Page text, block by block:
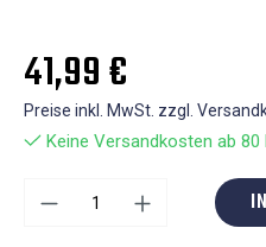
41,99 €
Preise inkl. MwSt. zzgl.
Keine Versandkosten ab 80